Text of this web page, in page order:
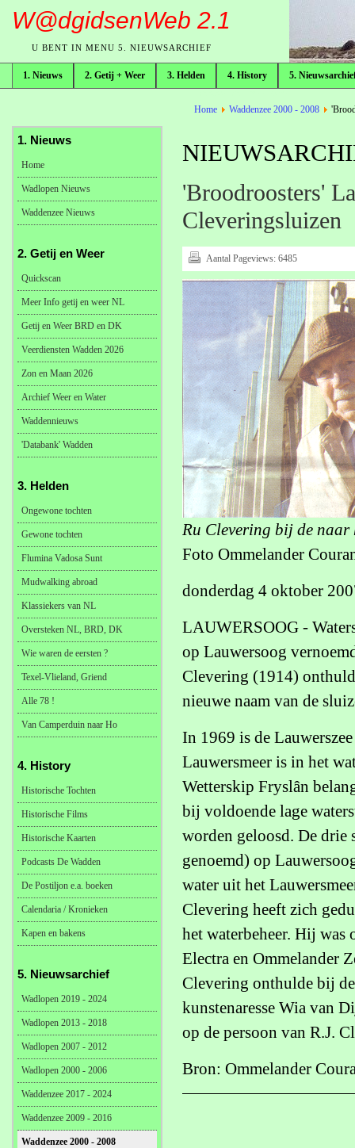
W@dgidsenWeb 2.1
U BENT IN MENU 5. NIEUWSARCHIEF
1. Nieuws 2. Getij + Weer 3. Helden 4. History 5.
broodkruimelpad
Home Waddenzee 2000 - 2008
'Broodroosters'
Cleveringsluizen
Aantal Pageviews: 6485
Ru Clevering bij de naar
Foto Ommelander
donderdag 4 oktober
LAUWERSOOG -
op Lauwersoog
Clevering (1914)
nieuwe naam van de
In 1969 is de
Lauwersmeer is in het
Wetterskip Fryslân
bij voldoende lage
worden geloosd. De
genoemd) op
water uit het
Clevering heeft zich
het waterbeheer. Hij was
Electra en Ommelander
Clevering onthulde bij
kunstenaresse Wia van
op de persoon van R.J.
Bron: Ommelander
1. Nieuws
Home
Wadlopen Nieuws
Waddenzee Nieuws
2. Getij en Weer
Quickscan
Meer Info getij en weer NL
Getij en Weer BRD en DK
Veerdiensten Wadden 2026
Zon en Maan 2026
Archief Weer en Water
Waddennieuws
'Databank' Wadden
3. Helden
Ongewone tochten
Gewone tochten
Flumina Vadosa Sunt
Mudwalking abroad
Klassiekers van NL
Oversteken NL, BRD, DK
Wie waren de eersten ?
Texel-Vlieland, Griend
Alle 78 !
Van Camperduin naar Ho
4. History
Historische Tochten
Historische Films
Historische Kaarten
Podcasts De Wadden
De Postiljon e.a. boeken
Calendaria / Kronieken
Kapen en bakens
5. Nieuwsarchief
Wadlopen 2019 - 2024
Wadlopen 2013 - 2018
Wadlopen 2007 - 2012
Wadlopen 2000 - 2006
Waddenzee 2017 - 2024
Waddenzee 2009 - 2016
Waddenzee 2000 - 2008